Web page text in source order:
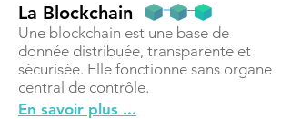
La Blockchain
Une blockchain est une base de
donnée distribuée, transparente et
sécurisée. Elle fonctionne sans organe
central de contrôle.
En savoir plus ...